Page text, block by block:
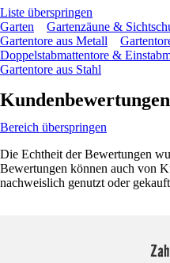
Liste überspringen
Garten
Gartenzäune &
Gartentore aus Metall
Doppelstabmattentore &
Gartentore aus Stahl
Kundenbewertungen
Bereich überspringen
Die Echtheit der Bewertungen
Bewertungen können auch von
nachweislich genutzt oder